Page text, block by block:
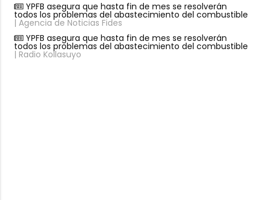
YPFB asegura que hasta fin de mes se resolverán
todos los problemas del abastecimiento del combustible
| Agencia de Noticias Fides
YPFB asegura que hasta fin de mes se resolverán
todos los problemas del abastecimiento del combustible
| Radio Kollasuyo